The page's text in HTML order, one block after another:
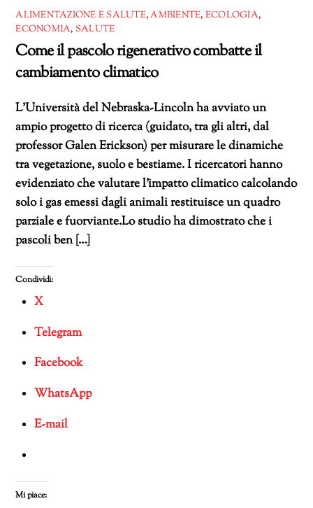
ALIMENTAZIONE E SALUTE,AMBIENTE, ECOLOGIA,
ECONOMIA, SALUTE
Come il pascolo rigenerativo combatte il
cambiamento climatico
L’Università del Nebraska-Lincoln ha avviato un
ampio progetto di ricerca (guidato, tra gli altri, dal
professor Galen Erickson) per misurare le dinamiche
tra vegetazione, suolo e bestiame. I ricercatori hanno
evidenziato che valutare l’impatto climatico calcolando
solo i gas emessi dagli animali restituisce un quadro
parziale e fuorviante.Lo studio ha dimostrato che i
pascoli ben […]
Condividi:
X
Telegram
Facebook
WhatsApp
E-mail
Mi piace: